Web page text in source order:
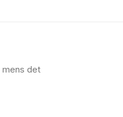
mens det